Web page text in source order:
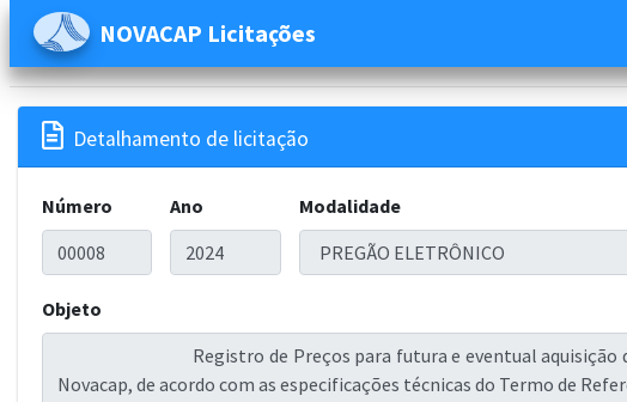
NOVACAP Licitações
 Detalhamento de licitação
Número Ano Modalidade
Objeto